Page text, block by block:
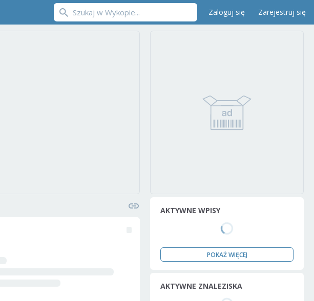
Zaloguj się Zarejestruj się
AKTYWNE WPISY
POKAŻ WIĘCEJ
AKTYWNE ZNALEZISKA